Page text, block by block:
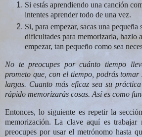
Si estás aprendiendo una canción
intentes aprender todo de una vez.
Si, para empezar, sacas una
dificultades para memorizarla, hazlo
empezar, tan pequeño como sea
No te preocupes por cuánto tiempo
prometo que, con el tiempo, podrás tomar
largas. Cuanto más eficaz sea su
rápido memorizarás cosas. Así es como
Entonces, lo siguiente es repetir la
memorización. La clave aquí es trabajar
preocupes por usar el metrónomo hasta